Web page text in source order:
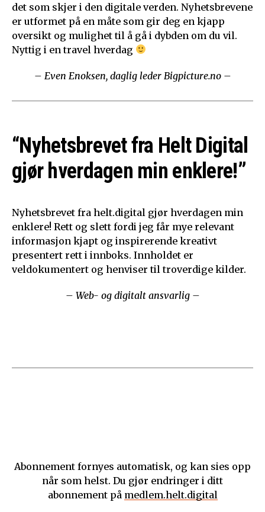
det som skjer i den digitale verden. Nyhetsbrevene
er utformet på en måte som gir deg en kjapp
oversikt og mulighet til å gå i dybden om du vil.
Nyttig i en travel hverdag
– Even Enoksen, daglig leder Bigpicture.no –
“Nyhetsbrevet fra Helt Digital
gjør hverdagen min enklere!”
Nyhetsbrevet fra helt.digital gjør hverdagen min
enklere! Rett og slett fordi jeg får mye relevant
informasjon kjapt og inspirerende kreativt
presentert rett i innboks. Innholdet er
veldokumentert og henviser til troverdige kilder.
– Web- og digitalt ansvarlig –
Abonnement fornyes automatisk, og kan sies opp
når som helst. Du gjør endringer i ditt
abonnement på medlem.helt.digital